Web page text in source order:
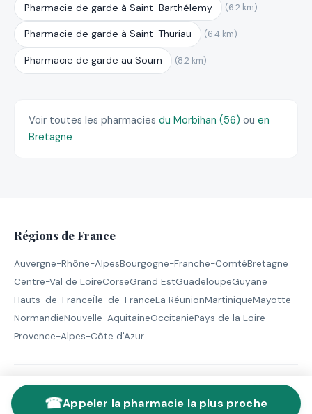
☎Appeler la pharmacie la plus proche
Pharmacie de garde à Saint-Barthélemy (6.2 km)
Pharmacie de garde à Saint-Thuriau (6.4 km)
Pharmacie de garde au Sourn (8.2 km)
Voir toutes les pharmacies du Morbihan (56) ou en
Bretagne
Régions de France
Auvergne-Rhône-AlpesBourgogne-Franche-ComtéBretagne
Centre-Val de LoireCorseGrand EstGuadeloupeGuyane
Hauts-de-FranceÎle-de-FranceLa RéunionMartiniqueMayotte
NormandieNouvelle-AquitaineOccitaniePays de la Loire
Provence-Alpes-Côte d'Azur
© 2026 Pharmacie de Garde - Tous droits réservés |Mentions
légales